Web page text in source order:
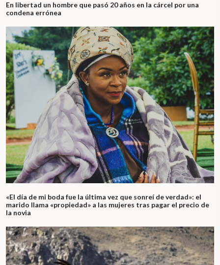
En libertad un hombre que pasó 20 años en la cárcel por una
condena errónea
«El día de mi boda fue la última vez que sonreí de verdad»: el
marido llama «propiedad» a las mujeres tras pagar el precio de
la novia